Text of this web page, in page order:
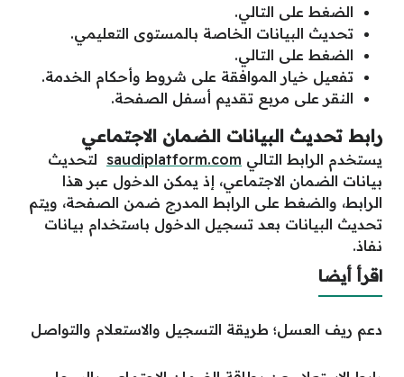
الضغط على التالي.
تحديث البيانات الخاصة بالمستوى التعليمي.
الضغط على التالي.
تفعيل خيار الموافقة على شروط وأحكام الخدمة.
النقر على مربع تقديم أسفل الصفحة.
رابط تحديث البيانات الضمان الاجتماعي
يستخدم الرابط التالي saudiplatform.com لتحديث
بيانات الضمان الاجتماعي، إذ يمكن الدخول عبر هذا
الرابط، والضغط على الرابط المدرج ضمن الصفحة، ويتم
تحديث البيانات بعد تسجيل الدخول باستخدام بيانات
نفاذ.
اقرأ أيضا
دعم ريف العسل؛ طريقة التسجيل والاستعلام والتواصل